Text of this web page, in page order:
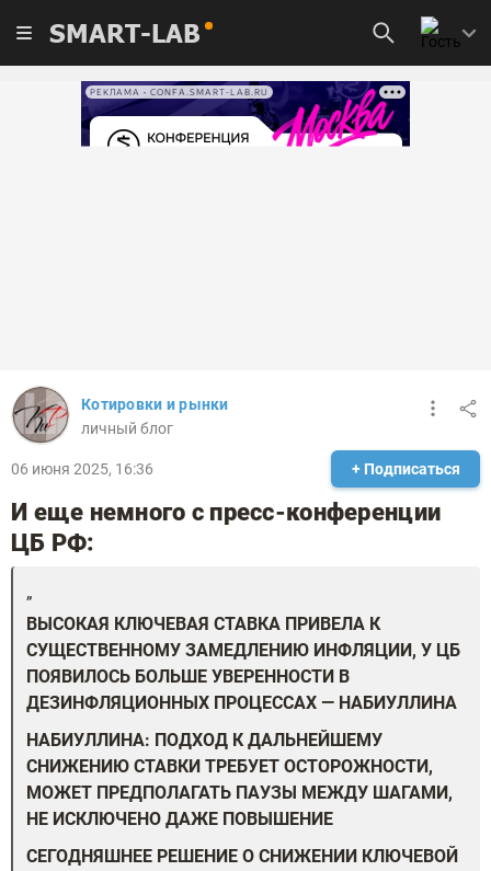
SMART-LAB
РЕКЛАМА • CONFA.SMART-LAB.RU
Котировки и рынки
личный блог
06 июня 2025, 16:36 + Подписаться
И еще немного с пресс-конференции
ЦБ РФ:
ВЫСОКАЯ КЛЮЧЕВАЯ СТАВКА ПРИВЕЛА К
СУЩЕСТВЕННОМУ ЗАМЕДЛЕНИЮ ИНФЛЯЦИИ, У ЦБ
ПОЯВИЛОСЬ БОЛЬШЕ УВЕРЕННОСТИ В
ДЕЗИНФЛЯЦИОННЫХ ПРОЦЕССАХ — НАБИУЛЛИНА
НАБИУЛЛИНА: ПОДХОД К ДАЛЬНЕЙШЕМУ
СНИЖЕНИЮ СТАВКИ ТРЕБУЕТ ОСТОРОЖНОСТИ,
МОЖЕТ ПРЕДПОЛАГАТЬ ПАУЗЫ МЕЖДУ ШАГАМИ,
НЕ ИСКЛЮЧЕНО ДАЖЕ ПОВЫШЕНИЕ
СЕГОДНЯШНЕЕ РЕШЕНИЕ О СНИЖЕНИИ КЛЮЧЕВОЙ